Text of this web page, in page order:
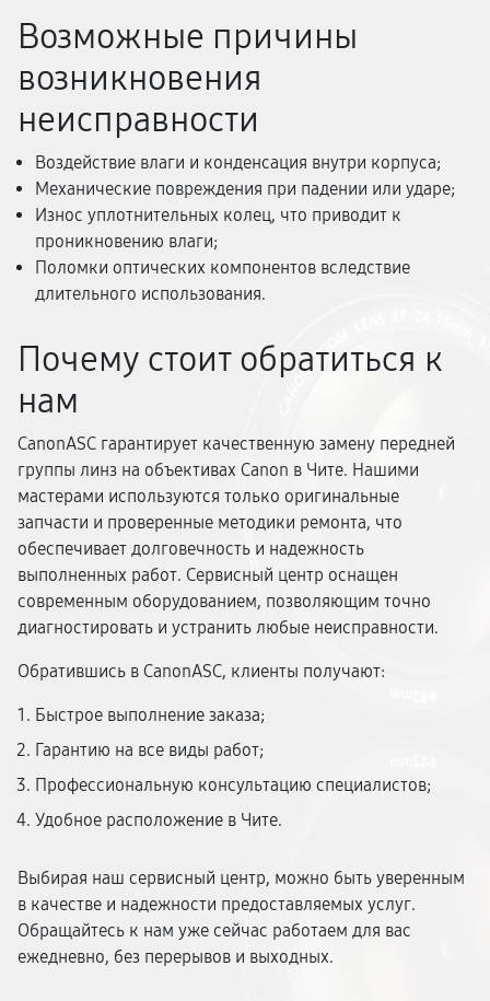
Возможные причины
возникновения
неисправности
Воздействие влаги и конденсация внутри корпуса;
Механические повреждения при падении или ударе;
Износ уплотнительных колец, что приводит к
проникновению влаги;
Поломки оптических компонентов вследствие
длительного использования.
Почему стоит обратиться к
нам
CanonASC гарантирует качественную замену передней
группы линз на объективах Canon в Чите. Нашими
мастерами используются только оригинальные
запчасти и проверенные методики ремонта, что
обеспечивает долговечность и надежность
выполненных работ. Сервисный центр оснащен
современным оборудованием, позволяющим точно
диагностировать и устранить любые неисправности.
Обратившись в CanonASC, клиенты получают:
Быстрое выполнение заказа;
Гарантию на все виды работ;
Профессиональную консультацию специалистов;
Удобное расположение в Чите.
Выбирая наш сервисный центр, можно быть уверенным
в качестве и надежности предоставляемых услуг.
Обращайтесь к нам уже сейчас работаем для вас
ежедневно, без перерывов и выходных.